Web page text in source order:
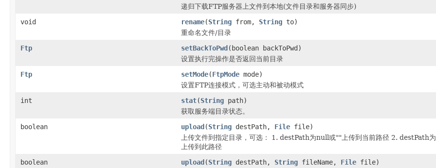
递归下载FTP服务器上文件到本地(文件目录和服务器同步)
void
rename(String from, String to)
重命名文件/目录
Ftp
setBackToPwd(boolean backToPwd)
设置执行完操作是否返回当前目录
Ftp
setMode(FtpMode mode)
设置FTP连接模式，可选主动和被动模式
int
stat(String path)
获取服务端目录状态。
boolean
upload(String destPath, File file)
上传文件到指定目录，可选： 1. destPath为null或""上传到当前路径 2. destPath
上传到此路径
boolean
upload(String destPath, String fileName, File file)